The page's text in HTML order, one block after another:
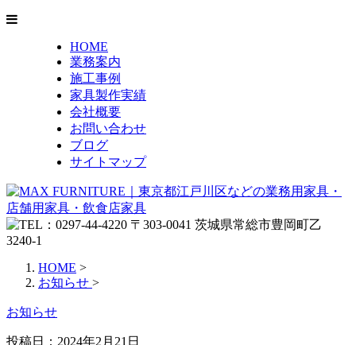
HOME
業務案内
施工事例
家具製作実績
会社概要
お問い合わせ
ブログ
サイトマップ
HOME >
お知らせ >
お知らせ
投稿日： 2024年2月21日